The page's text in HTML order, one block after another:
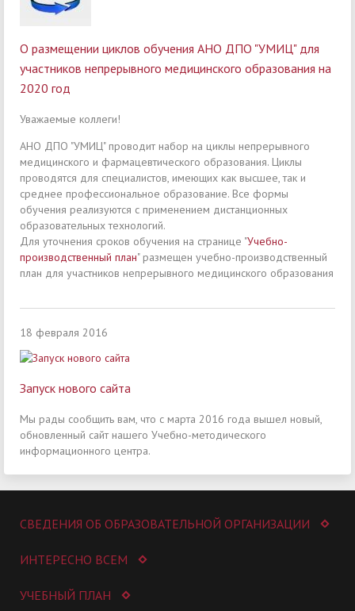
О размещении циклов обучения АНО ДПО "УМИЦ" для
участников непрерывного медицинского образования на
2020 год
Уважаемые коллеги!
АНО ДПО "УМИЦ" проводит набор на циклы непрерывного
медицинского и фармацевтического образования. Циклы
проводятся для специалистов, имеющих как высшее, так и
среднее профессиональное образование. Все формы
обучения реализуются с применением дистанционных
образовательных технологий.
Для уточнения сроков обучения на странице "Учебно-
производственный план" размещен учебно-производственный
план для участников непрерывного медицинского образования
18 февраля 2016
Запуск нового сайта
Мы рады сообщить вам, что с марта 2016 года вышел новый,
обновленный сайт нашего Учебно-методического
информационного центра.
СВЕДЕНИЯ ОБ ОБРАЗОВАТЕЛЬНОЙ ОРГАНИЗАЦИИ
ИНТЕРЕСНО ВСЕМ
УЧЕБНЫЙ ПЛАН